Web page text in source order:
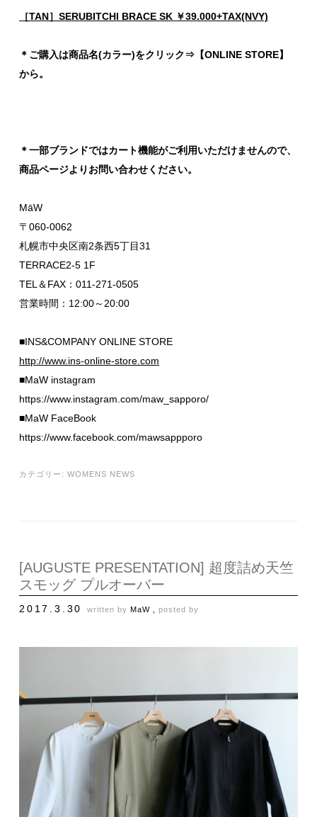
［TAN］SERUBITCHI BRACE SK ￥39.000+TAX(NVY)
＊ご購入は商品名(カラー)をクリック⇒【ONLINE STORE】
から。
＊一部ブランドではカート機能がご利用いただけませんので、
商品ページよりお問い合わせください。
MāW
〒060-0062
札幌市中央区南2条西5丁目31
TERRACE2-5 1F
TEL＆FAX：011-271-0505
営業時間：12:00～20:00
■INS&COMPANY ONLINE STORE
http://www.ins-online-store.com
■MaW instagram
https://www.instagram.com/maw_sapporo/
■MaW FaceBook
https://www.facebook.com/mawsappporo
カテゴリー: WOMENS NEWS
[AUGUSTE PRESENTATION] 超度詰め天竺
スモッグ プルオーバー
2017.3.30 written by MaW , posted by